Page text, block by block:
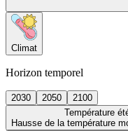
Climat
Horizon temporel
2030 2050
2100
Température
Hausse de la température